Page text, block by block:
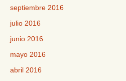
septiembre 2016
julio 2016
junio 2016
mayo 2016
abril 2016